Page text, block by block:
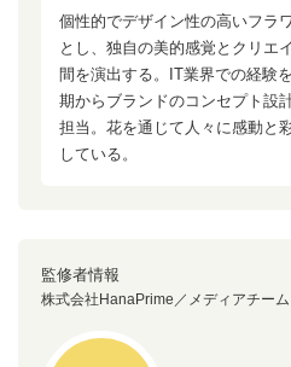
個性的でデザイン性の高いフラ
とし、独自の美的感覚とクリエ
間を演出する。IT業界での経験
期からブランドのコンセプト設
担当。花を通じて人々に感動と
している。
監修者情報
株式会社HanaPrime／メディアチーム